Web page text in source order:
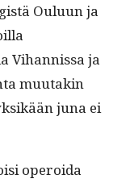
Oulu­un ja
Vihan­nis­sa ja
muu­takin
juna ei
oper­oi­da